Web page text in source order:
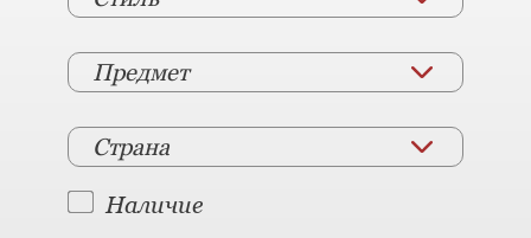
Предмет
Страна
Наличие